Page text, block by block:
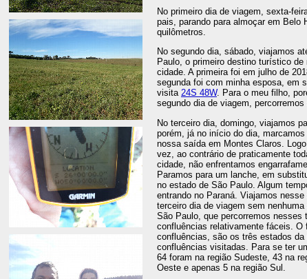
No primeiro dia de viagem, sexta-
pais, parando para almoçar em Belo
quilômetros.
No segundo dia, sábado, viajamos
Paulo, o primeiro destino turístico
cidade. A primeira foi em julho de
segunda foi com minha esposa, em
visita 24S 48W. Para o meu filho,
segundo dia de viagem,
No terceiro dia, domingo, viajamos
porém, já no início do dia,
nossa saída em Montes Claros.
vez, ao contrário de praticamente
cidade, não enfrentamos
Paramos para um lanche, em
no estado de São Paulo. Algum
entrando no Paraná. Viajamos
terceiro dia de viagem sem
São Paulo, que percorremos
confluências relativamente fáceis.
confluências, são os três estados
confluências visitadas. Para se ter
64 foram na região Sudeste, 43 na
Oeste e apenas 5 na região Sul.